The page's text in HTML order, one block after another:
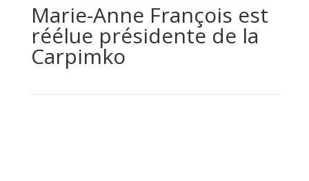
Marie-Anne François est
réélue présidente de la
Carpimko